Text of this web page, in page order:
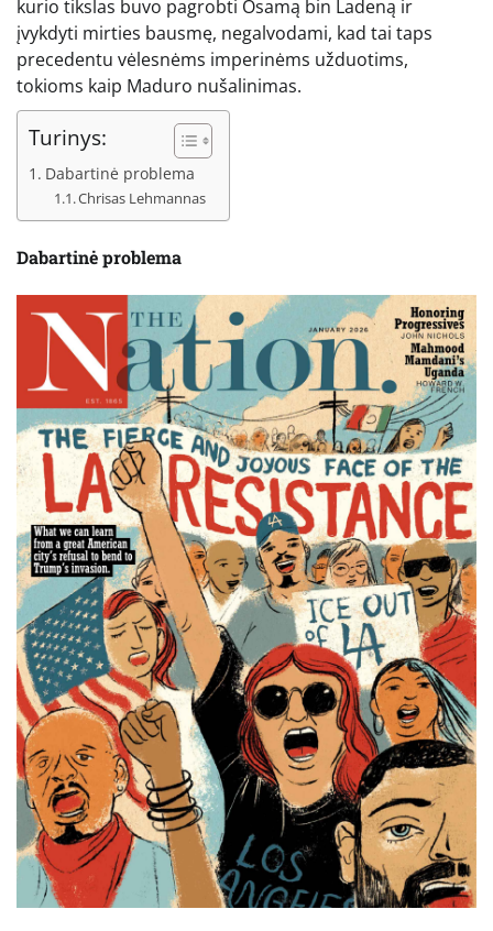
kurio tikslas buvo pagrobti Osamą bin Ladeną ir
įvykdyti mirties bausmę, negalvodami, kad tai taps
precedentu vėlesnėms imperinėms užduotims,
tokioms kaip Maduro nušalinimas.
Turinys:
Dabartinė problema
Chrisas Lehmannas
Dabartinė problema